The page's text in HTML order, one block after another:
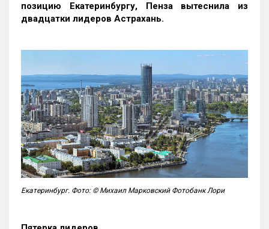
позицию Екатеринбургу, Пенза вытеснила из
двадцатки лидеров Астрахань.
Екатеринбург. Фото: © Михаил Марковский Фотобанк Лори